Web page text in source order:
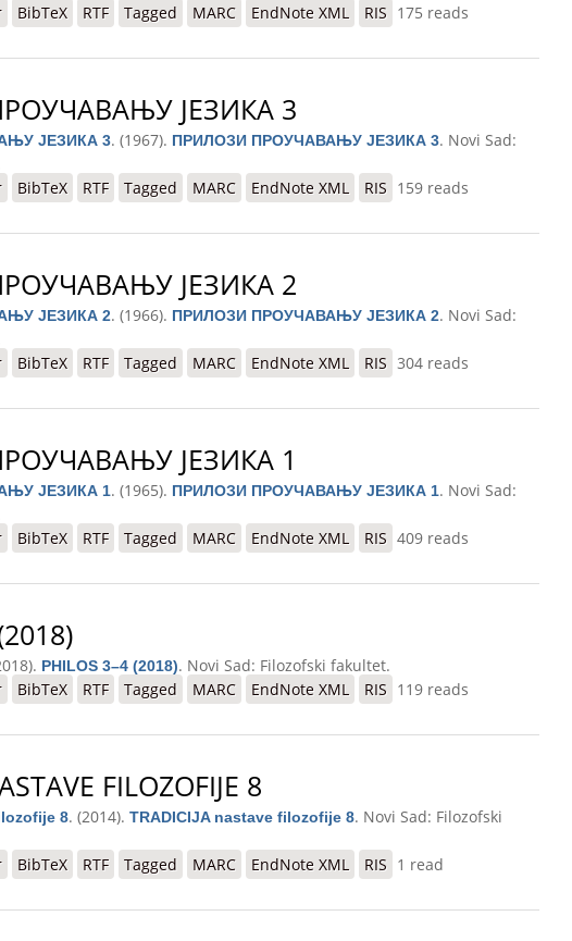
ЈЕЗИКА 4
BibTeX RTF Tagged MARC EndNote XML RIS 175 reads
ЈЕЗИКА 3
ЈЕЗИКА 3. (1967). ПРИЛОЗИ ПРОУЧАВАЊУ ЈЕЗИКА 3. Novi Sad:
ЈЕЗИКА 3
BibTeX RTF Tagged MARC EndNote XML RIS 159 reads
ЈЕЗИКА 2
ЈЕЗИКА 2. (1966). ПРИЛОЗИ ПРОУЧАВАЊУ ЈЕЗИКА 2. Novi Sad:
ЈЕЗИКА 2
BibTeX RTF Tagged MARC EndNote XML RIS 304 reads
ЈЕЗИКА 1
ЈЕЗИКА 1. (1965). ПРИЛОЗИ ПРОУЧАВАЊУ ЈЕЗИКА 1. Novi Sad:
ЈЕЗИКА 1
BibTeX RTF Tagged MARC EndNote XML RIS 409 reads
PHILOS 3–4 (2018). Novi Sad: Filozofski fakultet.
BibTeX RTF Tagged MARC EndNote XML RIS 119 reads
FILOZOFIJE 8
8. (2014). TRADICIJA nastave filozofije 8. Novi Sad: Filozofski
filozofije 8
BibTeX RTF Tagged MARC EndNote XML RIS 1 read